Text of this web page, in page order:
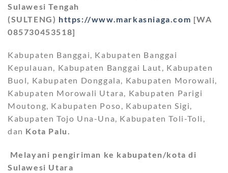
Sulawesi Tengah
(SULTENG) https://www.markasniaga.com [WA
085730453518]
Kabupaten Banggai, Kabupaten Banggai
Kepulauan, Kabupaten Banggai Laut, Kabupaten
Buol, Kabupaten Donggala, Kabupaten Morowali,
Kabupaten Morowali Utara, Kabupaten Parigi
Moutong, Kabupaten Poso, Kabupaten Sigi,
Kabupaten Tojo Una-Una, Kabupaten Toli-Toli,
dan Kota Palu.
Melayani pengiriman ke kabupaten/kota di
Sulawesi Utara